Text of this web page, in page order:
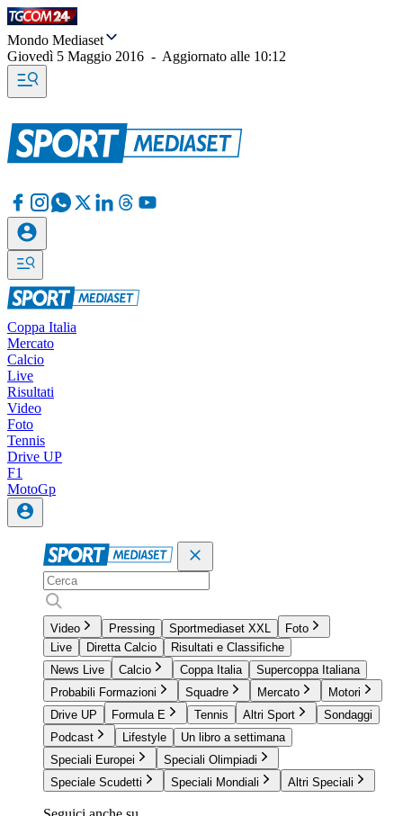
Mondo Mediaset
Giovedì 5 Maggio 2016 - Aggiornato alle 10:12
Coppa Italia
Mercato
Calcio
Live
Risultati
Video
Foto
Tennis
Drive UP
F1
MotoGp
Video Pressing Sportmediaset XXL
Foto
Live
Diretta Calcio
Risultati e Classifiche
News Live
Calcio Coppa Italia
Supercoppa Italiana
Probabili Formazioni
Squadre Mercato
Motori
Drive UP
Formula E Tennis Altri Sport
Sondaggi
Podcast
Lifestyle
Un libro a settimana
Speciali Europei
Speciali Olimpiadi
Speciale Scudetti
Speciali Mondiali Altri Speciali